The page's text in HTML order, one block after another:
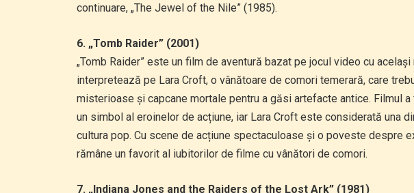
continuare, „The Jewel of the Nile” (1985).
6. „Tomb Raider” (2001)
„Tomb Raider” este un film de aventură bazat pe jocul video cu
interpretează pe Lara Croft, o vânătoare de comori temerară, care
misterioase și capcane mortale pentru a găsi artefacte antice. Filmul
un simbol al eroinelor de acțiune, iar Lara Croft este considerată una
cultura pop. Cu scene de acțiune spectaculoase și o poveste despre
rămâne un favorit al iubitorilor de filme cu vânători de comori.
7. „Indiana Jones and the Raiders of the Lost Ark” (1981)